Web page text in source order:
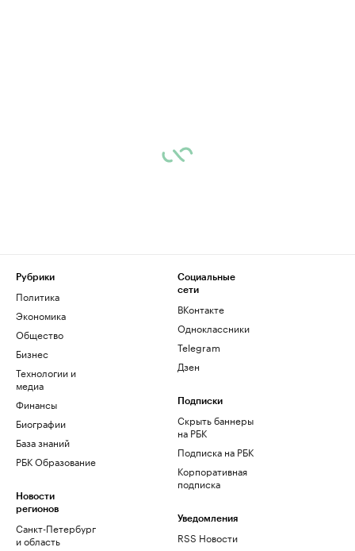
Рубрики
Политика
Экономика
Общество
Бизнес
Технологии и
медиа
Финансы
Биографии
База знаний
РБК Образование
Новости
регионов
Санкт-Петербург
и область
Социальные
сети
ВКонтакте
Одноклассники
Telegram
Дзен
Подписки
Скрыть баннеры
на РБК
Подписка на РБК
Корпоративная
подписка
Уведомления
RSS Новости